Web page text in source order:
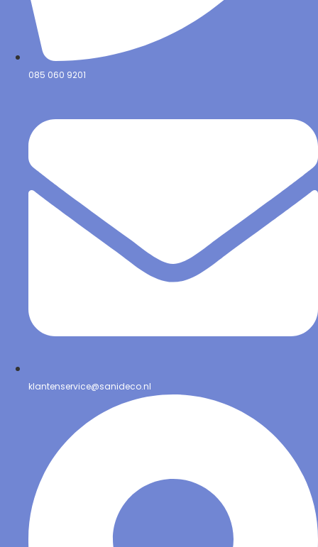
085 060 9201
klantenservice@sanideco.nl